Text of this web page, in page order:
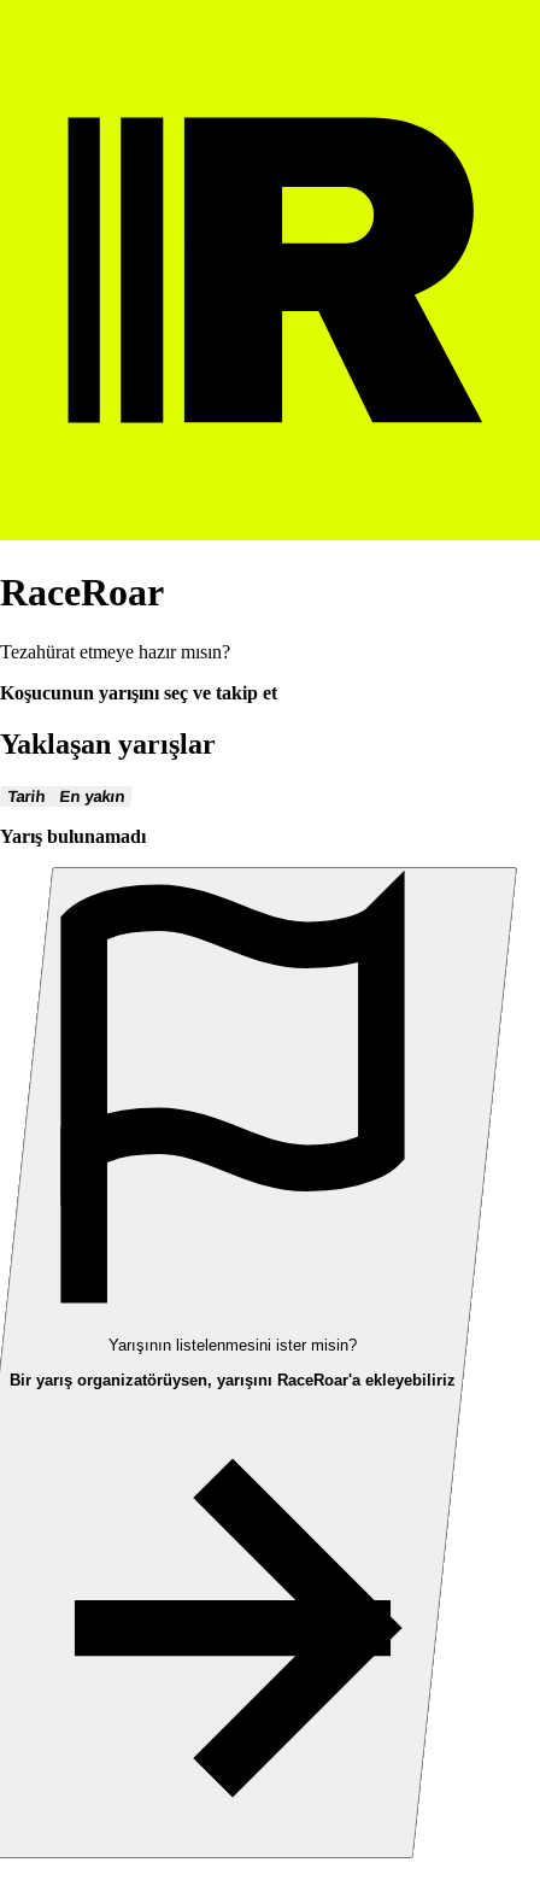
RaceRoar
Tezahürat etmeye hazır mısın?
Koşucunun yarışını seç ve takip et
Yaklaşan yarışlar
Tarih En yakın
Yarış bulunamadı
Yarışının listelenmesini ister misin?
Bir yarış organizatörüysen, yarışını RaceRoar'a ekleyebiliriz